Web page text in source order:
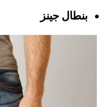
بنطال جينز